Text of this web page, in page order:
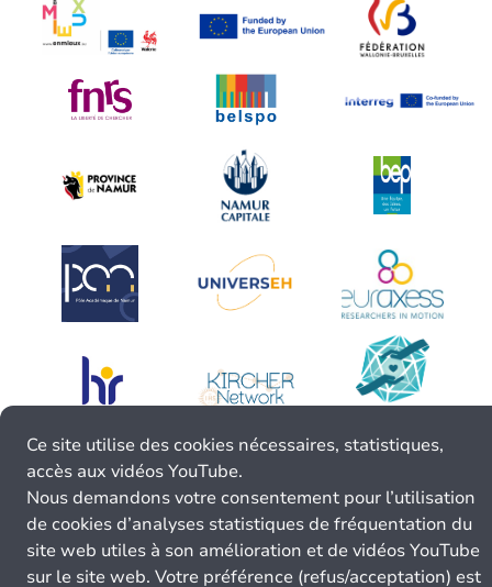
Ce site utilise des cookies nécessaires, statistiques,
accès aux vidéos YouTube.
Nous demandons votre consentement pour l’utilisation
de cookies d’analyses statistiques de fréquentation du
site web utiles à son amélioration et de vidéos YouTube
sur le site web. Votre préférence (refus/acceptation) est